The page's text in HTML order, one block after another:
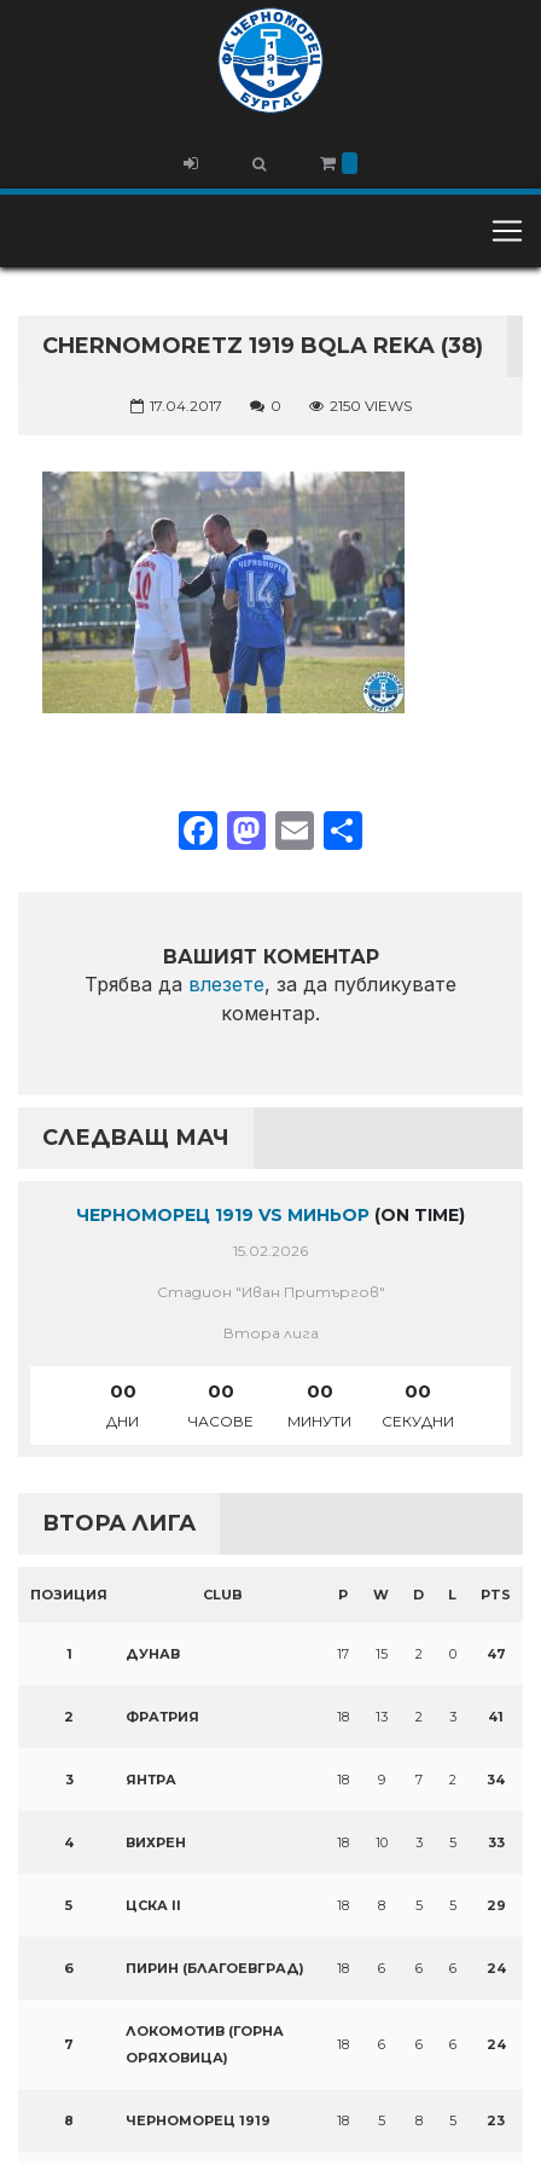
CHERNOMORETZ 1919 BQLA REKA (38)
17.04.2017 0 2150 VIEWS
Facebook
Mastodon
Email
ВАШИЯТ КОМЕНТАР
Трябва да влезете, за да публикувате
коментар.
СЛЕДВАЩ МАЧ
ЧЕРНОМОРЕЦ 1919 VS МИНЬОР (ON TIME)
15.02.2026
Стадион "Иван Притъргов"
Втора лига
00
ДНИ
00
ЧАСОВЕ
00
МИНУТИ
00
СЕКУДНИ
ВТОРА ЛИГА
ПОЗИЦИЯ CLUB P W D L PTS
1 ДУНАВ 17 15 2 0 47
2 ФРАТРИЯ 18 13 2 3 41
3 ЯНТРА 18 9 7 2 34
4 ВИХРЕН 18 10 3 5 33
5 ЦСКА II 18 8 5 5 29
6 ПИРИН (БЛАГОЕВГРАД) 18 6 6 6 24
7
ЛОКОМОТИВ (ГОРНА
ОРЯХОВИЦА)
18 6 6 6 24
8 ЧЕРНОМОРЕЦ 1919 18 5 8 5 23